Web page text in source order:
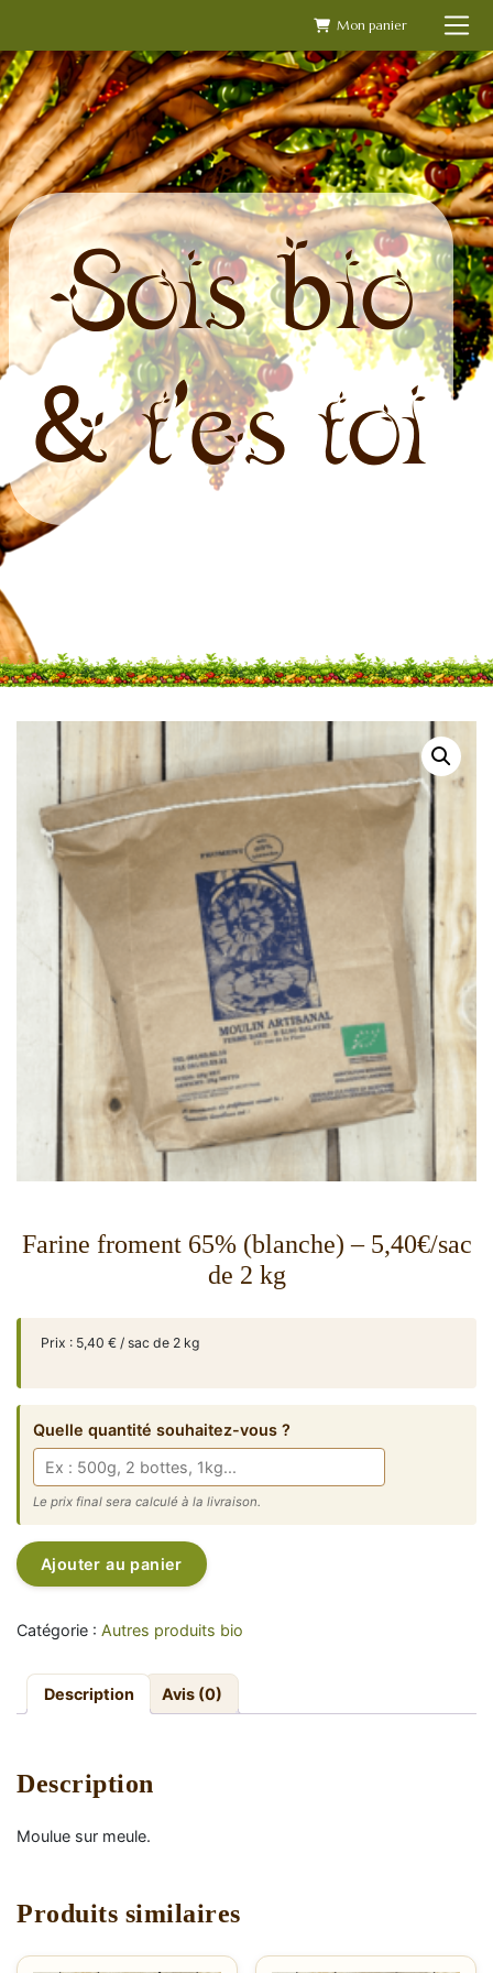
content
Sois bio
& t'es toi
Farine froment 65% (blanche) – 5,40€/sac
de 2 kg
Prix : 5,40 € / sac de 2 kg
Quelle quantité souhaitez-vous ?
Le prix final sera calculé à la livraison.
quantité
de
froment
5,40€/sac
kg
Ajouter au panier
Alternative:
Catégorie : Autres produits bio
Description Avis (0)
Description
Moulue sur meule.
Produits similaires